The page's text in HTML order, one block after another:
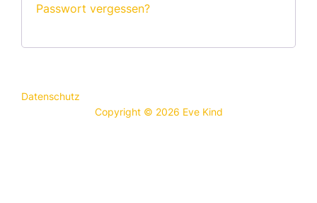
Passwort vergessen?
Datenschutz
Copyright © 2026 Eve Kind